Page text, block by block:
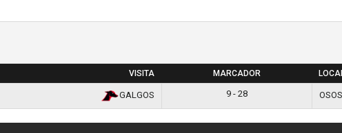
VISITA MARCADOR
GALGOS 9 - 28 OSOS